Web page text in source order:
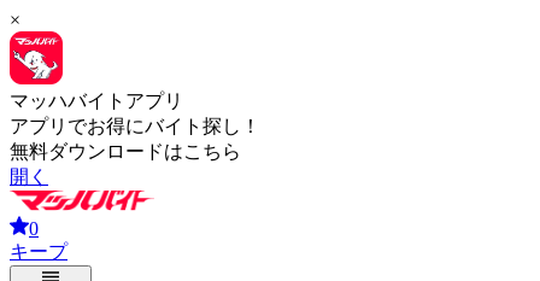
×
マッハバイトアプリ
アプリでお得にバイト探し！
無料ダウンロードはこちら
開く
0
キープ